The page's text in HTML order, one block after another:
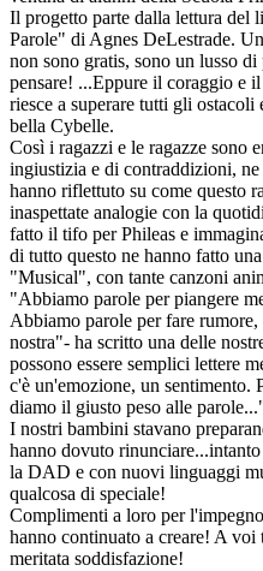
Il progetto parte dalla lettura del
Parole" di Agnes DeLestrade.
non sono gratis, sono un lusso
pensare! ...Eppure il coraggio e
riesce a superare tutti gli
bella Cybelle.
Così i ragazzi e le ragazze sono
ingiustizia e di contraddizioni,
hanno riflettuto su come questo
inaspettate analogie con la
fatto il tifo per Phileas e
di tutto questo ne hanno fatto
"Musical", con tante canzoni
"Abbiamo parole per piangere
Abbiamo parole per fare
nostra"- ha scritto una delle
possono essere semplici lettere
c'è un'emozione, un sentimento.
diamo il giusto peso alle
I nostri bambini stavano
hanno dovuto
la DAD e con nuovi linguaggi
qualcosa di speciale!
Complimenti a loro per
hanno continuato a creare! A
meritata soddisfazione!